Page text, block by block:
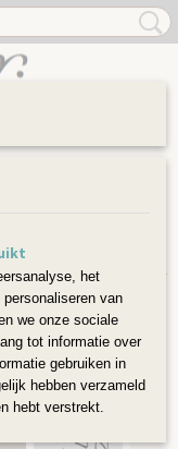
Rammelaar Snuf konijn
het
van
we onze sociale
tot informatie over
gebruiken in
hebben verzameld
hebt verstrekt.